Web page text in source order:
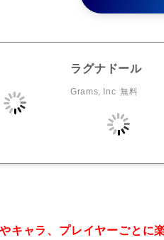
ラグナドール
Grams, Inc 無料
キャラ、プレイヤーごとに